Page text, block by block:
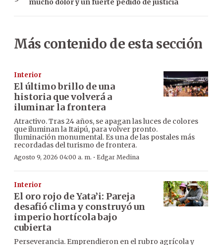
mucho dolor y un fuerte pedido de justicia
Más contenido de esta sección
Interior
El último brillo de una
historia que volverá a
iluminar la frontera
Atractivo. Tras 24 años, se apagan las luces de colores
que iluminan la Itaipú, para volver pronto.
Iluminación monumental. Es una de las postales más
recordadas del turismo de frontera.
Agosto 9, 2026 04:00 a. m. · Edgar Medina
Interior
El oro rojo de Yata’i: Pareja
desafió clima y construyó un
imperio hortícola bajo
cubierta
Perseverancia. Emprendieron en el rubro agrícola y